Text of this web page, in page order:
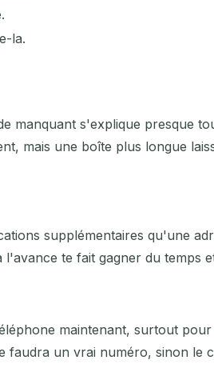
la.
manquant s'explique presque
mais une boîte plus longue
supplémentaires qu'une
te fait gagner du temps
maintenant, surtout
un vrai numéro, sinon le